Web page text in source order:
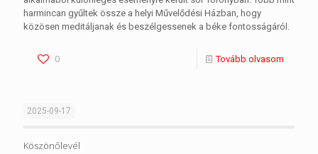
harmincan gyűltek össze a helyi Művelődési Házban, hogy
közösen meditáljanak és beszélgessenek a béke fontosságáról.
0 Tovább olvasom
2025-09-17
Köszönőlevél